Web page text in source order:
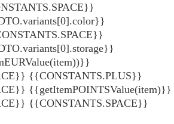
{{CONSTANTS.PLUS}}
{{getItemPOINTSValue(item)}}
{{CONSTANTS.SPACE}}